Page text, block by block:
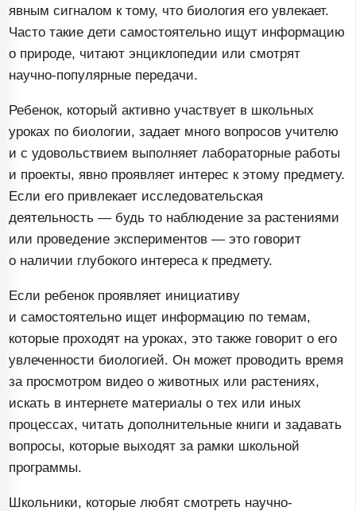
явным сигналом к тому, что биология его увлекает.
Часто такие дети самостоятельно ищут информацию
о природе, читают энциклопедии или смотрят
научно-популярные передачи.
Ребенок, который активно участвует в школьных
уроках по биологии, задает много вопросов учителю
и с удовольствием выполняет лабораторные работы
и проекты, явно проявляет интерес к этому предмету.
Если его привлекает исследовательская
деятельность — будь то наблюдение за растениями
или проведение экспериментов — это говорит
о наличии глубокого интереса к предмету.
Если ребенок проявляет инициативу
и самостоятельно ищет информацию по темам,
которые проходят на уроках, это также говорит о его
увлеченности биологией. Он может проводить время
за просмотром видео о животных или растениях,
искать в интернете материалы о тех или иных
процессах, читать дополнительные книги и задавать
вопросы, которые выходят за рамки школьной
программы.
Школьники, которые любят смотреть научно-